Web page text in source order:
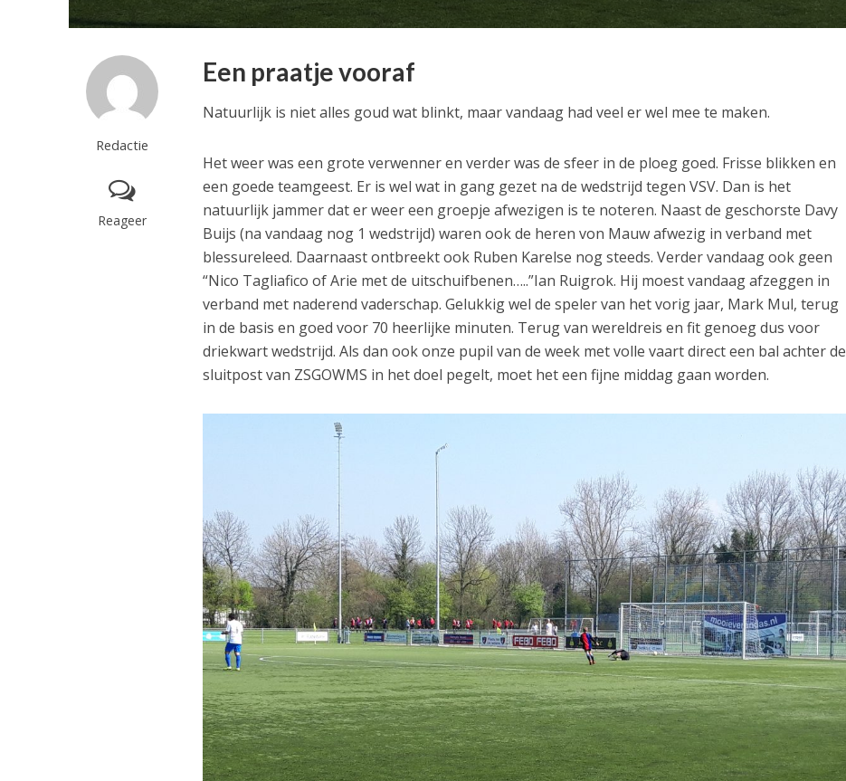
Redactie
Reageer
Een praatje vooraf
Natuurlijk is niet alles goud wat blinkt, maar vandaag had veel er wel mee te maken.
Het weer was een grote verwenner en verder was de sfeer in de ploeg goed. Frisse blikken en
een goede teamgeest. Er is wel wat in gang gezet na de wedstrijd tegen VSV. Dan is het
natuurlijk jammer dat er weer een groepje afwezigen is te noteren. Naast de geschorste Davy
Buijs (na vandaag nog 1 wedstrijd) waren ook de heren von Mauw afwezig in verband met
blessureleed. Daarnaast ontbreekt ook Ruben Karelse nog steeds. Verder vandaag ook geen
“Nico Tagliafico of Arie met de uitschuifbenen…..”Ian Ruigrok. Hij moest vandaag afzeggen in
verband met naderend vaderschap. Gelukkig wel de speler van het vorig jaar, Mark Mul, terug
in de basis en goed voor 70 heerlijke minuten. Terug van wereldreis en fit genoeg dus voor
driekwart wedstrijd. Als dan ook onze pupil van de week met volle vaart direct een bal achter de
sluitpost van ZSGOWMS in het doel pegelt, moet het een fijne middag gaan worden.